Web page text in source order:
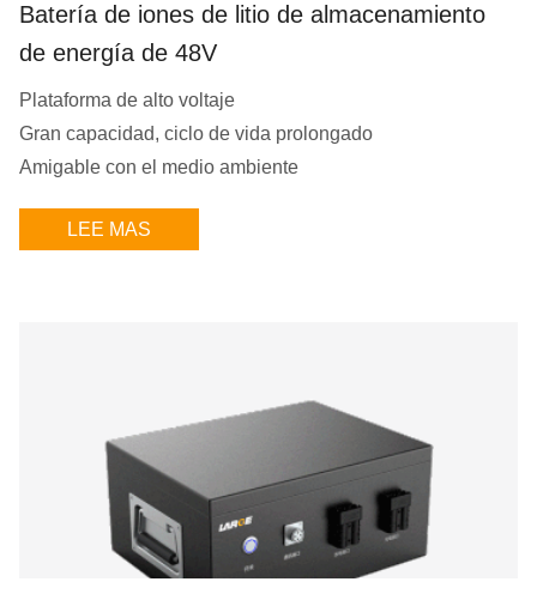
Batería de iones de litio de almacenamiento
de energía de 48V
Plataforma de alto voltaje
Gran capacidad, ciclo de vida prolongado
Amigable con el medio ambiente
LEE MAS